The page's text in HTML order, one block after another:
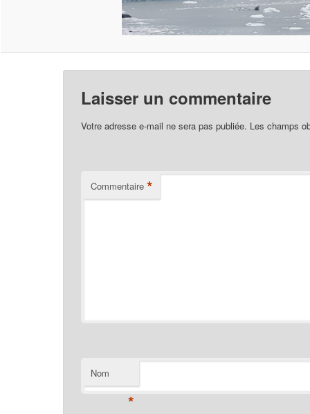
Laisser un commentaire
Votre adresse e-mail ne sera pas publiée. Les champs
Commentaire *
Nom
*